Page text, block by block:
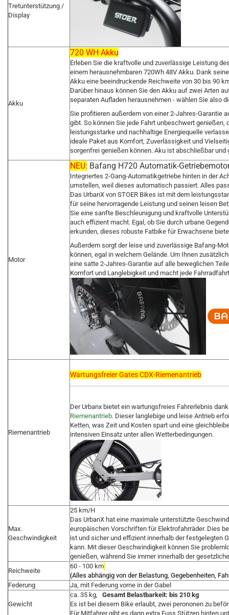
Tretunterstützung /
Display
Akku
720 WH Akku
Erleben Sie die kraftvolle und zuverlässige Leistung
einem herausnehmbaren 720Wh 48V Akku. Dank
Akku eine beeindruckende Reichweite von 30 bis 90
Darüber hinaus können Sie den Akku auf zwei Arten
separaten Aufladen herausnehmen - wählen Sie also
Sie profitieren außerdem von einer 2-Jahres-Garantie
gibt. So können Sie jede Fahrt unbeschwert
leistungsstarke und nachhaltige Energiequelle
ideale Paket aus Komfort, Zuverlässigkeit und
sorgenfrei genießen können. Aku ist abschließbar und
Motor
NEU: Bafang H720 Automatik-
Integriertes 2-Gang-Automatikgetriebe hinten in der
umstellen, weil dieses automatisch passiert. Alles
Das UrbanX von STOER Bikes ist mit dem
für seine hervorragende Leistung und seinen leisen
Sie eine sanfte Beschleunigung und kraftvolle
auch effizient macht. Egal, ob Sie durch urbane
erkunden, dieses robuste Fatbike für Erwachsene
Außerdem sorgt der leise und zuverlässige Bafang-
können, egal in welchem Gelände. Um Ihnen
eine satte 2-Jahres-Garantie auf alle beweglichen
Komfort und Langlebigkeit und macht jede
Riemenantrieb
Wartungsfreier Gates CDX-Riemenantrieb
Der Urbanx bietet ein wartungsfreies Fahrerlebnis
Riemenantrieb. Dieser langlebige und leise Antrieb
Ketten, was Zeit und Kosten spart und eine
intensiven Einsatz unter allen Wetterbedingungen.
Max.
Geschwindigkeit
25 km/H
Das UrbanX hat eine maximale unterstützte
europäischen Vorschriften für Elektrofahrräder. Dies
ist und sicher und effizient innerhalb der festgelegten
kann. Mit dieser Geschwindigkeit können Sie
genießen, während Sie immer innerhalb der
Reichweite
60 - 100 km
(Alles abhängig von der Belastung, Gegebenheiten,
Federung
Ja, mit Federung vorne in der Gabel
Gewicht
ca. 35 kg, Gesamt Belastbarkeit: bis 210 kg
Es ist bei diesem Bike erlaubt, zwei perononen zu
Für Mitfahrer gibt es dann extra Fuss Stützen hinten